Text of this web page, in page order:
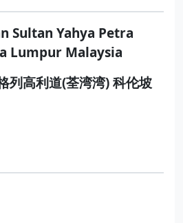
Sultan Yahya Petra
Lumpur Malaysia
列高利道(荃湾湾) 科伦坡